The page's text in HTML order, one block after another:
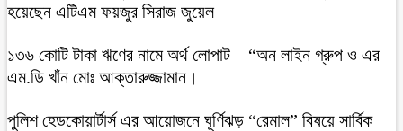
হয়েছেন এটিএম ফয়জুর সিরাজ জুয়েল
১৩৬ কোটি টাকা ঋণের নামে অর্থ লোপাট – “অন লাইন গ্রুপ ও এর
এম.ডি খাঁন মোঃ আক্তারুজ্জামান।
পুলিশ হেডকোয়ার্টার্স এর আয়োজনে ঘূর্ণিঝড় “রেমাল” বিষয়ে সার্বিক